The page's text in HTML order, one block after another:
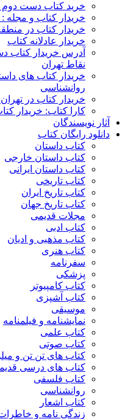
خرید کتاب دست دوم
خریدار کتاب و
خریدار کتاب در منطقه
خریدار عادلانه کتاب
آدرس خریدار کتاب
نقاط تهران
خریدار کتاب های
روانشناسی
خریدار کتاب در
کارا کتاب: خریدار
آثار نویسندگان
دانلود رایگان کتاب
کتاب داستان
کتاب داستان خارجی
کتاب داستان ایرانی
کتاب تاریخی
کتاب تاریخ ایران
کتاب تاریخ جهان
مجلات قدیمی
کتاب ادبی
کتاب مذهبی و ادیان
کتاب هنری
سفرنامه
پزشکی
کتاب کامپیوتر
کتاب آشپزی
موسیقی
نمایشنامه و فیلمنامه
کتاب علمی
کتاب صوتی
کتاب های تن تن و
کتاب های درسی
کتاب فلسفی
روانشناسی
کتاب اشعار
زندگی نامه و